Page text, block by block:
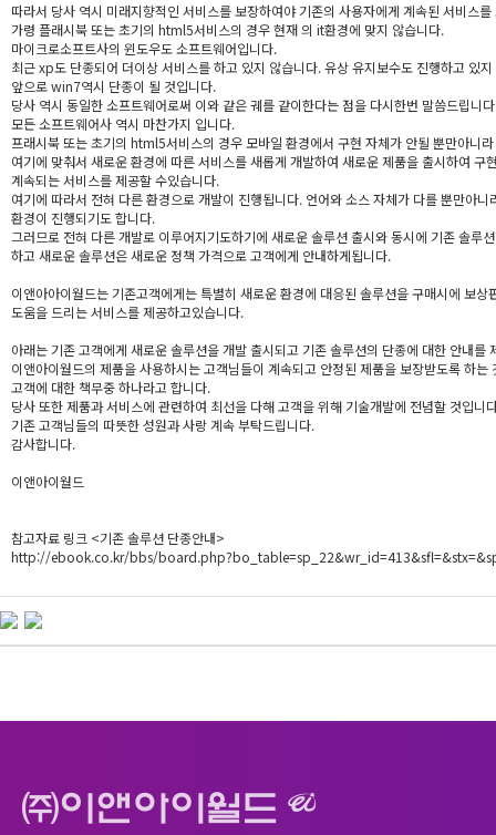
따라서 당사 역시 미래지향적인 서비스를 보장하여야 기존의 사용자에게 계속된 서비스
가령 플래시북 또는 초기의 html5서비스의 경우 현재 의 it환경에 맞지 않습니다.
마이크로소프트사의 윈도우도 소프트웨어입니다.
최근 xp도 단종되어 더이상 서비스를 하고 있지 않습니다. 유상 유지보수도 진행하고 있
앞으로 win7역시 단종이 될 것입니다.
당사 역시 동일한 소프트웨어로써 이와 같은 궤를 같이한다는 점을 다시한번 말씀드립니
모든 소프트웨어사 역시 마찬가지 입니다.
프래시북 또는 초기의 html5서비스의 경우 모바일 환경에서 구현 자체가 안될 뿐만아니
여기에 맞춰서 새로운 환경에 따른 서비스를 새롭게 개발하여 새로운 제품을 출시하여 구
계속되는 서비스를 제공할 수있습니다.
여기에 따라서 전혀 다른 환경으로 개발이 진행됩니다. 언어와 소스 자체가 다를 뿐만아니
환경이 진행되기도 합니다.
그러므로 전혀 다른 개발로 이루어지기도하기에 새로운 솔루션 출시와 동시에 기존 솔루
하고 새로운 솔루션은 새로운 정책 가격으로 고객에게 안내하게됩니다.
이앤아아이월드는 기존고객에게는 특별히 새로운 환경에 대응된 솔루션을 구매시에 보상
도움을 드리는 서비스를 제공하고있습니다.
아래는 기존 고객에게 새로운 솔루션을 개발 출시되고 기존 솔루션의 단종에 대한 안내를
이앤아이월드의 제품을 사용하시는 고객님들이 계속되고 안정된 제품을 보장받도록 하는
고객에 대한 책무중 하나라고 합니다.
당사 또한 제품과 서비스에 관련하여 최선을 다해 고객을 위해 기술개발에 전념할 것입니
기존 고객님들의 따뜻한 성원과 사랑 계속 부탁드립니다.
감사합니다.
이앤아이월드
참고자료 링크 <기존 솔루션 단종안내>
http://ebook.co.kr/bbs/